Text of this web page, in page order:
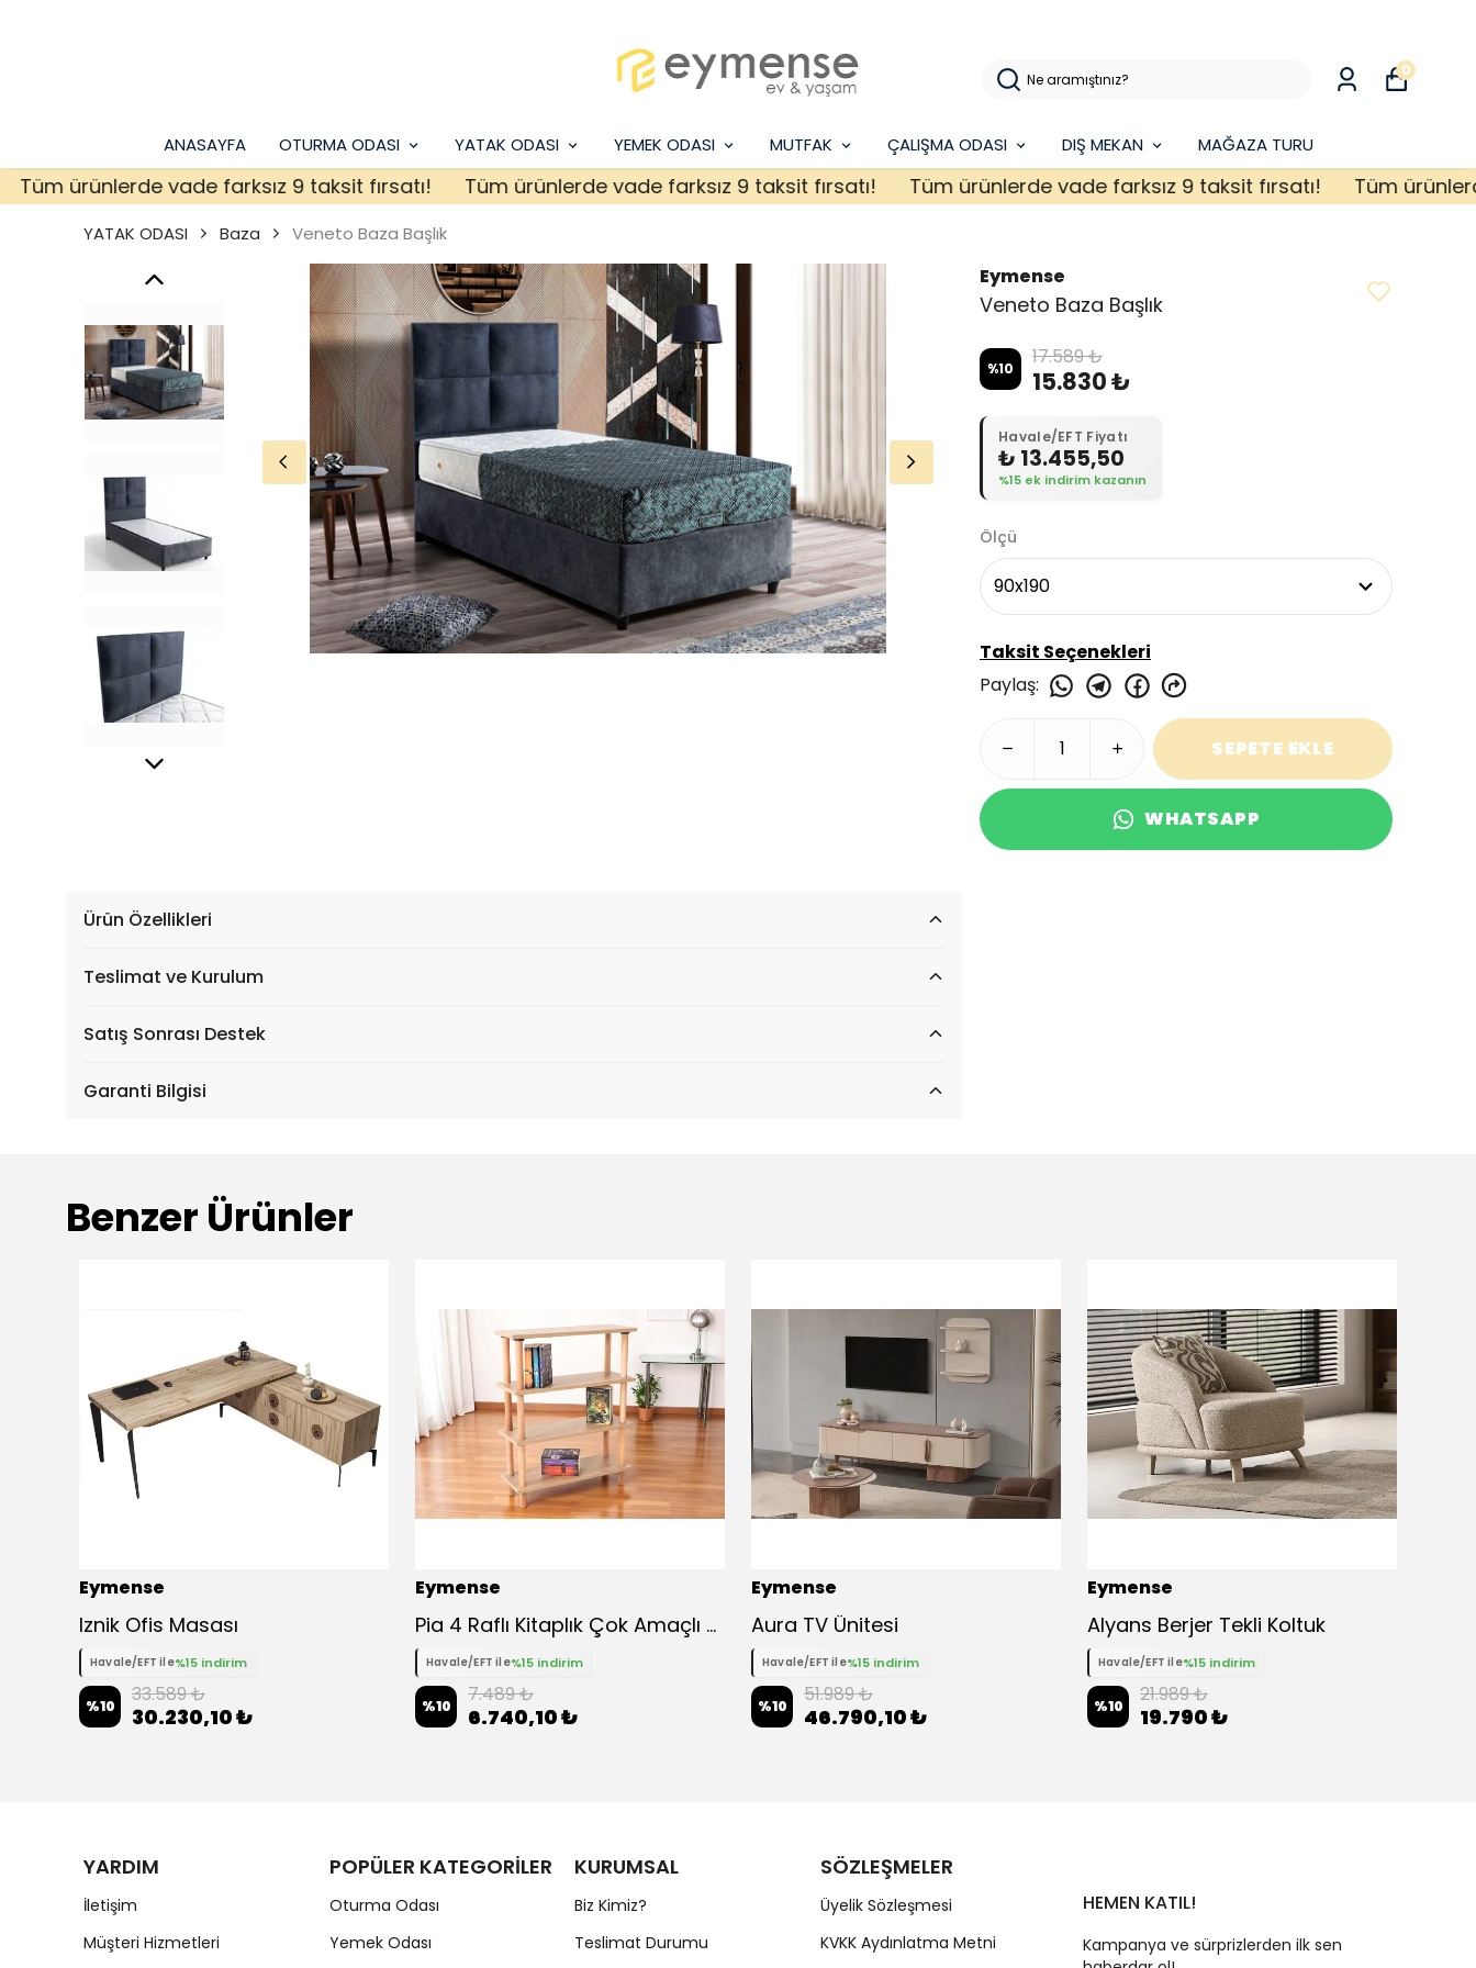
ANASAYFA OTURMA ODASI YATAK ODASI YEMEK ODASI MUTFAK ÇALIŞMA ODASI DIŞ MEKAN MAĞAZA TURU
0
ürünlerde vade farksız 9 taksit fırsatı! Tüm ürünlerde vade farksız 9 taksit fırsatı! Tüm ürünlerde vade farksız 9 taksit fırsatı! Tüm ürünlerde
YATAK ODASI Baza Veneto Baza Başlık
Eymense
Veneto Baza Başlık
%10 17.589 ₺
15.830 ₺
Havale/EFT Fiyatı
₺ 13.455,50
%15 ek indirim kazanın
Ölçü
Taksit Seçenekleri
Paylaş:
SEPETE EKLE
WHATSAPP
Ürün Özellikleri
Teslimat ve Kurulum
Satış Sonrası Destek
Garanti Bilgisi
Benzer Ürünler
Eymense
Iznik Ofis Masası
Havale/EFT ile%15 indirim
%10 33.589 ₺
30.230,10 ₺
Eymense
Pia 4 Raflı Kitaplık Çok Amaçlı Dolap - Meşe
Havale/EFT ile%15 indirim
%10 7.489 ₺
6.740,10 ₺
Eymense
Aura TV Ünitesi
Havale/EFT ile%15 indirim
%10 51.989 ₺
46.790,10 ₺
Eymense
Alyans Berjer Tekli Koltuk
Havale/EFT ile%15 indirim
%10 21.989 ₺
19.790 ₺
YARDIM
İletişim
Müşteri Hizmetleri
POPÜLER KATEGORİLER
Oturma Odası
Yemek Odası
KURUMSAL
Biz Kimiz?
Teslimat Durumu
SÖZLEŞMELER
Üyelik Sözleşmesi
KVKK Aydınlatma Metni
HEMEN KATIL!
Kampanya ve sürprizlerden ilk sen